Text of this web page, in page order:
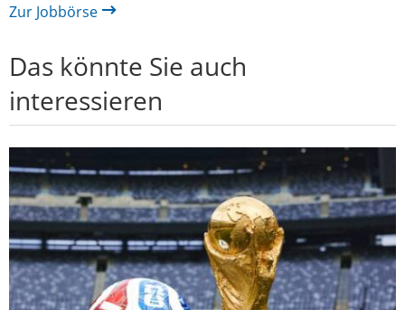
Zur Jobbörse
Das könnte Sie auch
interessieren